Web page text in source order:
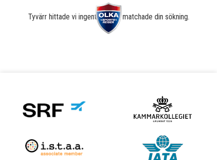
Tyvärr hittade vi ingenting som matchade din sökning.